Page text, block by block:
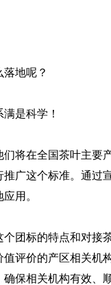
地呢？
是科学！
们将在全国茶叶主要
推广这个标准。通过
用。
个团标的特点和对接
值评价的产区相关机
确保相关机构有效、